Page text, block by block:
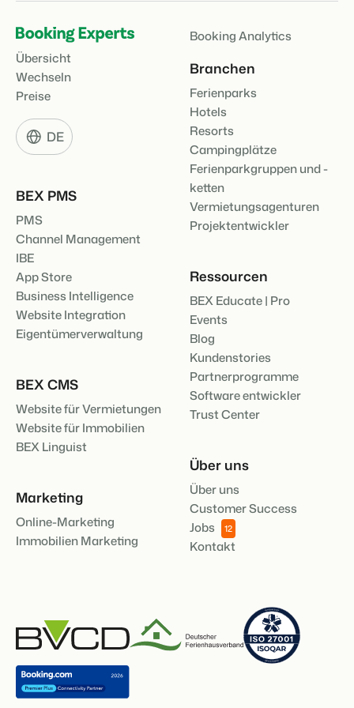
BEX Übersicht
Entdecke die unzähligen Vorteile der Booking Experts
Plattform.
Entdecke die Vorteile von Booking Experts für Ferienparks.
App Store
Mach die Plattform zu deiner eigenen mithilfe der
Anbindung zu anderen Systemen.
FRÜBUCHERSAISON
Buchungswochen des Jahres.
Schlüsselloser Zugang bei Camping de
Paal mit EasySecure
Kundenstory lesen
Übersicht
Wechseln
Preise
DE
BEX PMS
PMS
Channel Management
IBE
App Store
Business Intelligence
Website Integration
Eigentümerverwaltung
BEX CMS
Website für Vermietungen
Website für Immobilien
BEX Linguist
Marketing
Online-Marketing
Immobilien Marketing
Booking Analytics
Branchen
Ferienparks
Hotels
Resorts
Campingplätze
Ferienparkgruppen und -
ketten
Vermietungsagenturen
Projektentwickler
Ressourcen
BEX Educate | Pro
Events
Blog
Kundenstories
Partnerprogramme
Software entwickler
Trust Center
Über uns
Über uns
Customer Success
Jobs
12
Kontakt